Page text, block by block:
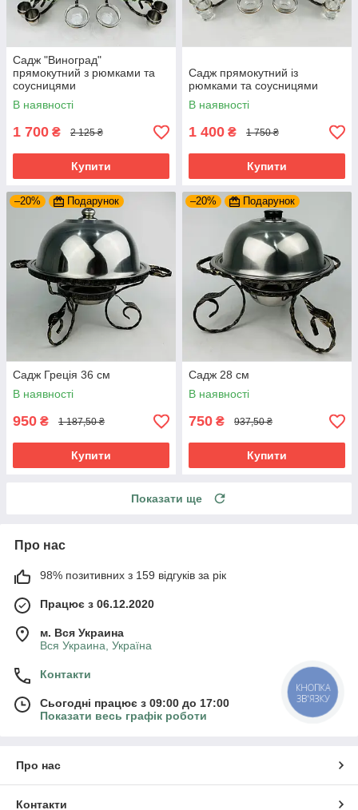
Садж "Виноград"
прямокутний з рюмками та
соусницями
В наявності
1 700 ₴ 2 125 ₴
Купити
Садж прямокутний із
рюмками та соусницями
В наявності
1 400 ₴ 1 750 ₴
Купити
–20% Подарунок
Садж Греція 36 см
В наявності
950 ₴ 1 187,50 ₴
Купити
–20% Подарунок
Садж 28 см
В наявності
750 ₴ 937,50 ₴
Купити
Показати ще
Про нас
98% позитивних з 159 відгуків за рік
Працює з 06.12.2020
м. Вся Украина
Вся Украина, Україна
Контакти
Сьогодні працює з 09:00 до 17:00
Показати весь графік роботи
Про нас
Контакти
КНОПКА
ЗВ'ЯЗКУ